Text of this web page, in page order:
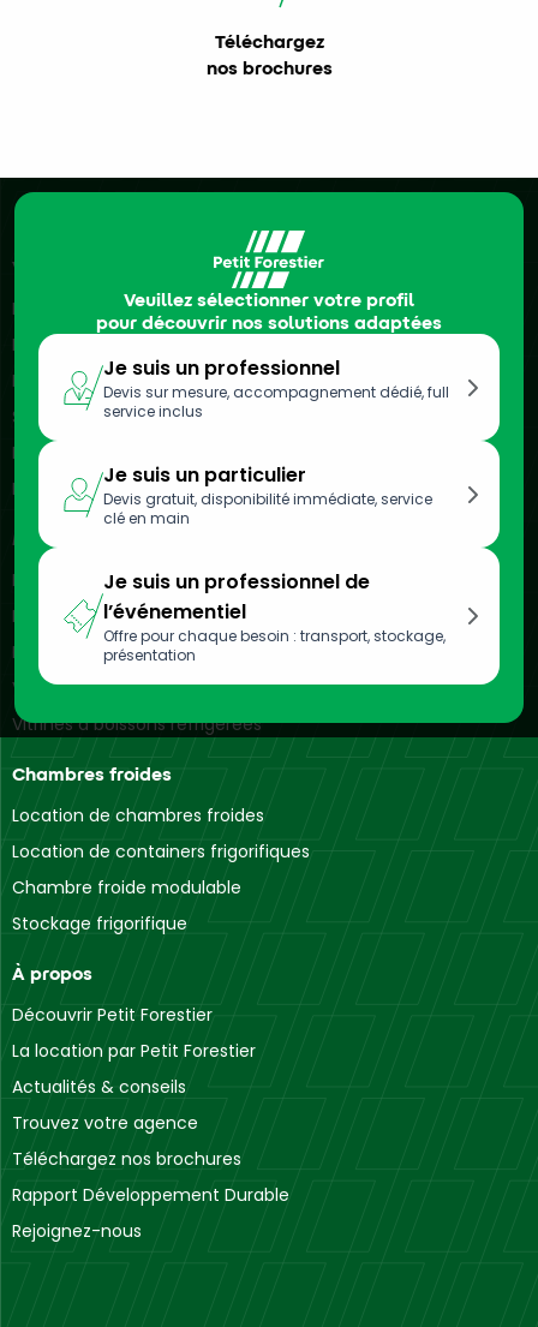
Téléchargez
nos brochures
Veuillez sélectionner votre profil
pour découvrir nos solutions adaptées
Je suis un professionnel
Devis sur mesure, accompagnement dédié, full
service inclus
Je suis un particulier
Devis gratuit, disponibilité immédiate, service
clé en main
Je suis un professionnel de
l’événementiel
Offre pour chaque besoin : transport, stockage,
présentation
Véhicules frigorifiques
Location de camions frigorifiques
Location de véhicules frigorifiques
Location de remorques frigorifiques
Semi-remorques frigorifiques
Location de camionnettes frigorifiques
Location d’utilitaires frigorifiques
Meubles réfrigérés
Location de vitrines réfrigérées
Location de bacs réfrigérés
Location d’armoires réfrigérées
Vitrines réfrigérées murales
Vitrines à boissons réfrigérées
Chambres froides
Location de chambres froides
Location de containers frigorifiques
Chambre froide modulable
Stockage frigorifique
À propos
Découvrir Petit Forestier
La location par Petit Forestier
Actualités & conseils
Trouvez votre agence
Téléchargez nos brochures
Rapport Développement Durable
Rejoignez-nous